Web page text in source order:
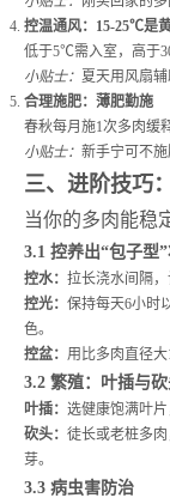
控温通风：15-25℃是
低于5℃需入室，高于
小贴士： 夏天用风扇辅
合理施肥：薄肥勤施
春秋每月施1次多肉缓
小贴士： 新手宁可不施
三、进阶技巧
当你的多肉能稳
3.1 控养出“包子型
控水： 拉长浇水间隔，
控光： 保持每天6小时
色。
控盆： 用比多肉直径
3.2 繁殖：叶插与
叶插： 选健康饱满叶片
砍头： 徒长或老桩多
芽。
3.3 病虫害防治